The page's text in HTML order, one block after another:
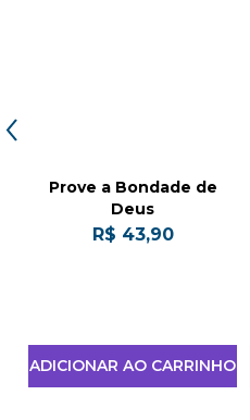
Prove a Bondade de
Deus
R$ 43,90
ADICIONAR AO CARRINHO